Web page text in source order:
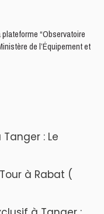
“Observatoire
de l’Équipement et
: Le
à Rabat (